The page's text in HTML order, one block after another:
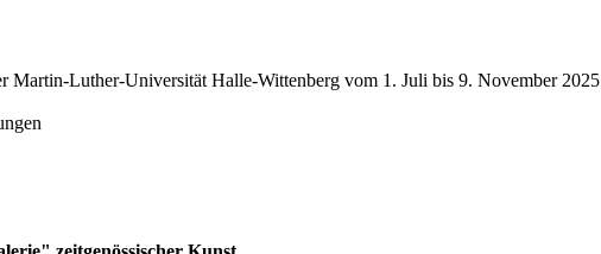
Martin-Luther-Universität Halle-Wittenberg vom 1. Juli bis 9. November 2025